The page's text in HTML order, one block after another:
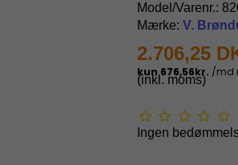
Model/Varenr.:
Mærke: V.
2.706,25
(inkl. moms)
Ingen